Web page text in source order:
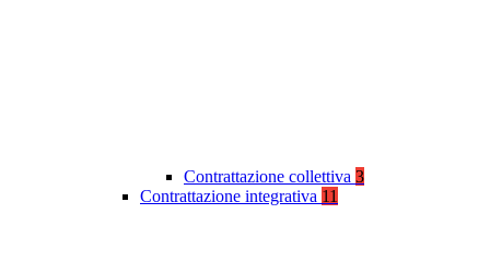
Contrattazione collettiva 3
Contrattazione integrativa 11